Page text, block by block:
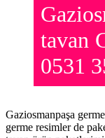
tavan
0531
Gaziosmanpaşa
germe resimler de